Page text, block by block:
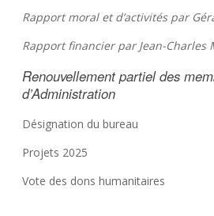
Rapport moral et d’activités par
Rapport financier par Jean-Charles
Renouvellement partiel des
d’Administration
Désignation du bureau
Projets 2025
Vote des dons humanitaires